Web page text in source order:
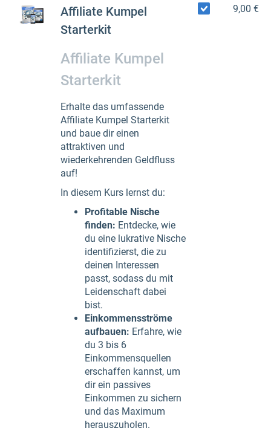
Affiliate Kumpel
Starterkit
Affiliate Kumpel
Starterkit
Erhalte das umfassende
Affiliate Kumpel Starterkit
und baue dir einen
attraktiven und
wiederkehrenden Geldfluss
auf!
In diesem Kurs lernst du:
Profitable Nische
finden: Entdecke, wie
du eine lukrative Nische
identifizierst, die zu
deinen Interessen
passt, sodass du mit
Leidenschaft dabei
bist.
Einkommensströme
aufbauen: Erfahre, wie
du 3 bis 6
Einkommensquellen
erschaffen kannst, um
dir ein passives
Einkommen zu sichern
und das Maximum
herauszuholen.
9,00 €